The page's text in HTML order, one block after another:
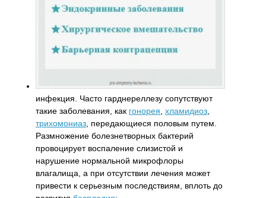
инфекция. Часто гарднереллезу сопутствуют
такие заболевания, как гонорея, хламидиоз,
трихомониаз, передающиеся половым путем.
Размножение болезнетворных бактерий
провоцирует воспаление слизистой и
нарушение нормальной микрофлоры
влагалища, а при отсутствии лечения может
привести к серьезным последствиям, вплоть до